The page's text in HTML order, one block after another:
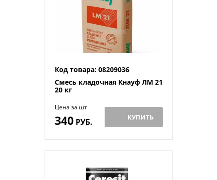
Код товара: 08209036
Смесь кладочная Кнауф ЛМ 21
20 кг
Цена за шт
340РУБ. КУПИТЬ